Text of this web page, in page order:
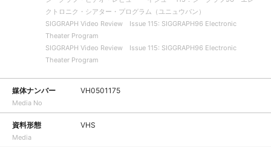
クトロニク・シアター・プログラム（ユニュウバン）
SIGGRAPH Video Review Issue 115: SIGGRAPH96 Electronic
Theater Program
SIGGRAPH Video Review Issue 115: SIGGRAPH96 Electronic
Theater Program
媒体ナンバー
Media No
VH0501175
資料形態
Media
VHS